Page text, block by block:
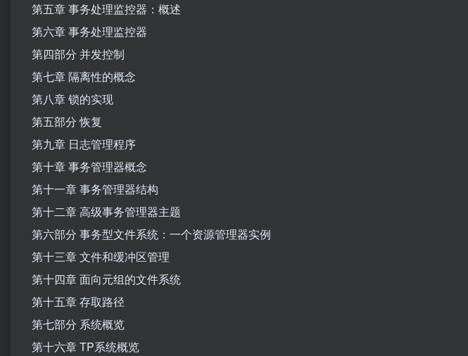
第五章 事务处理监控器：概述
第六章 事务处理监控器
第四部分 并发控制
第七章 隔离性的概念
第八章 锁的实现
第五部分 恢复
第九章 日志管理程序
第十章 事务管理器概念
第十一章 事务管理器结构
第十二章 高级事务管理器主题
第六部分 事务型文件系统：一个资源管理器实例
第十三章 文件和缓冲区管理
第十四章 面向元组的文件系统
第十五章 存取路径
第七部分 系统概览
第十六章 TP系统概览